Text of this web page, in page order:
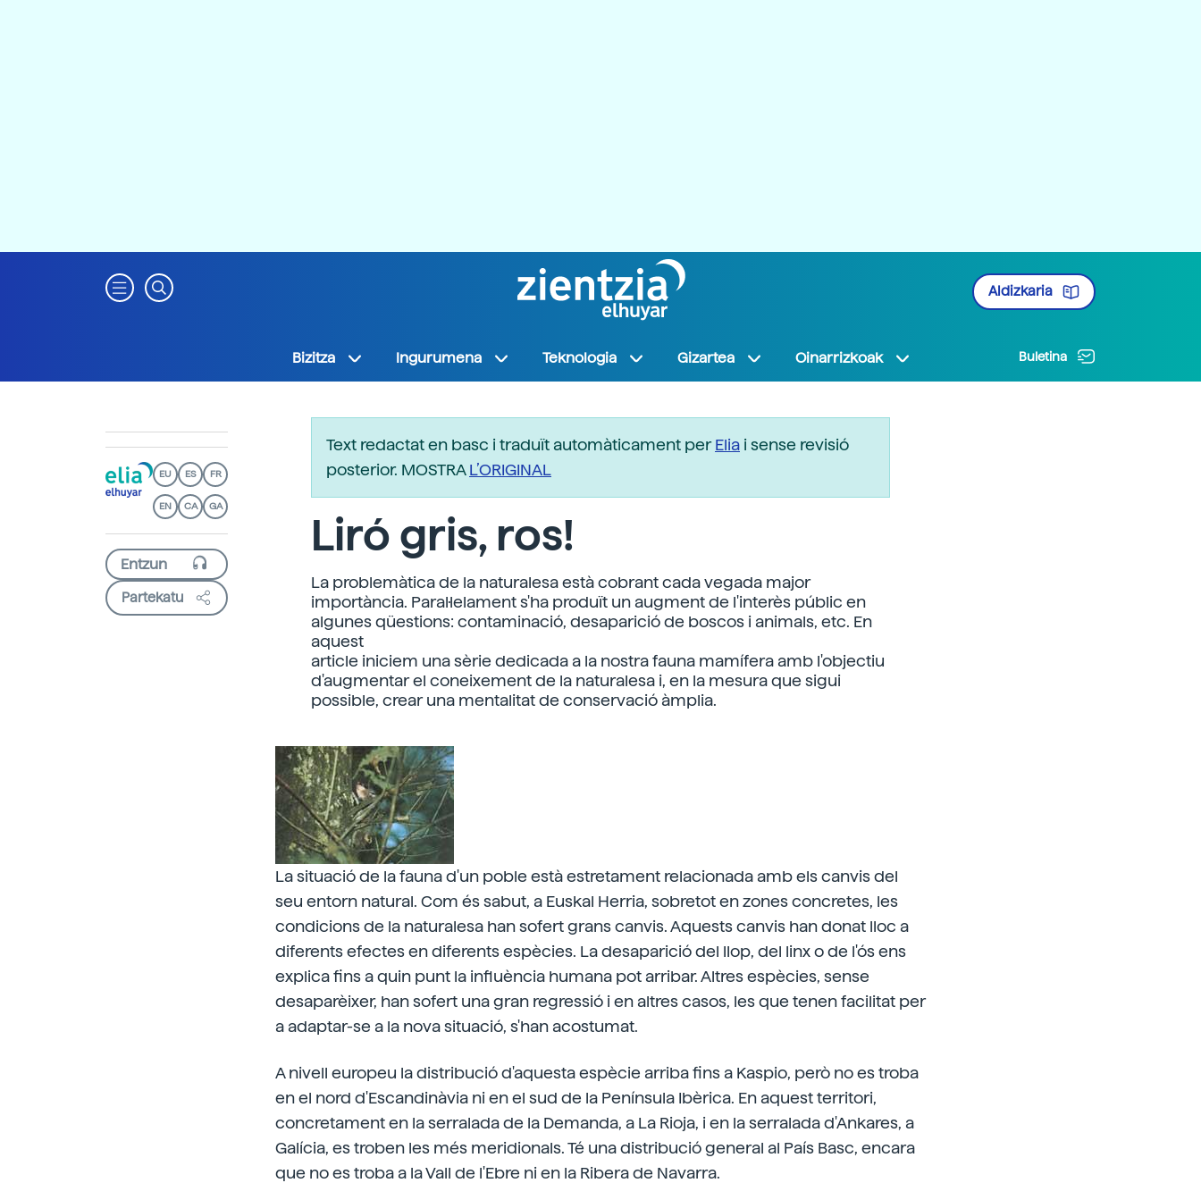
Aldizkaria
Bizitza Ingurumena Teknologia Gizartea Oinarrizkoak Buletina
EU ES FR
EN CA GA
Partekatu
Text redactat en basc i traduït automàticament perElia i sense revisió
posterior. MOSTRAL’ORIGINAL
Liró gris, ros!
La problemàtica de la naturalesa està cobrant cada vegada major
importància. Paral·lelament s'ha produït un augment de l'interès públic en
algunes qüestions: contaminació, desaparició de boscos i animals, etc. En
aquest
article iniciem una sèrie dedicada a la nostra fauna mamífera amb l'objectiu
d'augmentar el coneixement de la naturalesa i, en la mesura que sigui
possible, crear una mentalitat de conservació àmplia.
La situació de la fauna d'un poble està estretament relacionada amb els canvis del
seu entorn natural. Com és sabut, a Euskal Herria, sobretot en zones concretes, les
condicions de la naturalesa han sofert grans canvis. Aquests canvis han donat lloc a
diferents efectes en diferents espècies. La desaparició del llop, del linx o de l'ós ens
explica fins a quin punt la influència humana pot arribar. Altres espècies, sense
desaparèixer, han sofert una gran regressió i en altres casos, les que tenen facilitat per
a adaptar-se a la nova situació, s'han acostumat.
A nivell europeu la distribució d'aquesta espècie arriba fins a Kaspio, però no es troba
en el nord d'Escandinàvia ni en el sud de la Península Ibèrica. En aquest territori,
concretament en la serralada de la Demanda, a La Rioja, i en la serralada d'Ankares, a
Galícia, es troben les més meridionals. Té una distribució general al País Basc, encara
que no es troba a la Vall de l'Ebre ni en la Ribera de Navarra.